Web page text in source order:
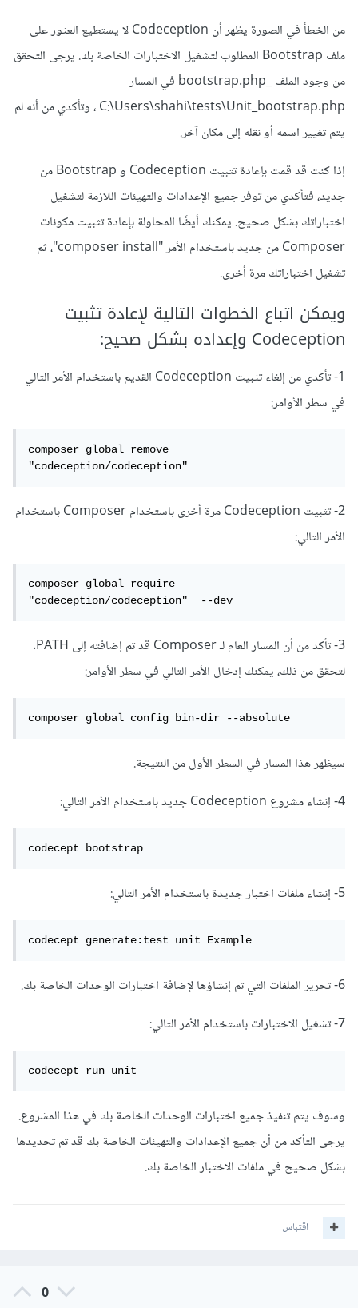
من الخطأ في الصورة يظهر أن Codeception لا يستطيع العثور على
ملف Bootstrap المطلوب لتشغيل الاختبارات الخاصة بك. يرجى التحقق
من وجود الملف _bootstrap.php في المسار
C:\Users\shahi\tests\Unit_bootstrap.php ، وتأكدي من أنه لم
يتم تغيير اسمه أو نقله إلى مكان آخر.
إذا كنت قد قمت بإعادة تثبيت Codeception و Bootstrap من
جديد، فتأكدي من توفر جميع الإعدادات والتهيئات اللازمة لتشغيل
اختباراتك بشكل صحيح. يمكنك أيضًا المحاولة بإعادة تثبيت مكونات
Composer من جديد باستخدام الأمر "composer install"، ثم
تشغيل اختباراتك مرة أخرى.
ويمكن اتباع الخطوات التالية لإعادة تثبيت
Codeception وإعداده بشكل صحيح:
1- تأكدي من إلغاء تثبيت Codeception القديم باستخدام الأمر التالي
في سطر الأوامر:
composer global remove
"codeception/codeception"
2- تثبيت Codeception مرة أخرى باستخدام Composer باستخدام
الأمر التالي:
composer global require
"codeception/codeception"  --dev
3- تأكد من أن المسار العام لـ Composer قد تم إضافته إلى PATH.
لتحقق من ذلك، يمكنك إدخال الأمر التالي في سطر الأوامر:
composer global config bin-dir --absolute
سيظهر هذا المسار في السطر الأول من النتيجة.
4- إنشاء مشروع Codeception جديد باستخدام الأمر التالي:
codecept bootstrap
5- إنشاء ملفات اختبار جديدة باستخدام الأمر التالي:
codecept generate:test unit Example
6- تحرير الملفات التي تم إنشاؤها لإضافة اختبارات الوحدات الخاصة بك.
7- تشغيل الاختبارات باستخدام الأمر التالي:
codecept run unit
وسوف يتم تنفيذ جميع اختبارات الوحدات الخاصة بك في هذا المشروع.
يرجى التأكد من أن جميع الإعدادات والتهيئات الخاصة بك قد تم تحديدها
بشكل صحيح في ملفات الاختبار الخاصة بك.
اقتباس
0